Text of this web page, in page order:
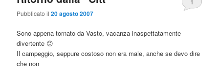
Pubblicato il20 agosto 2007
1
Sono appena tornato da Vasto, vacanza inaspettatamente
divertente 😛
Il campeggio, seppure costoso non era male, anche se devo dire
che non